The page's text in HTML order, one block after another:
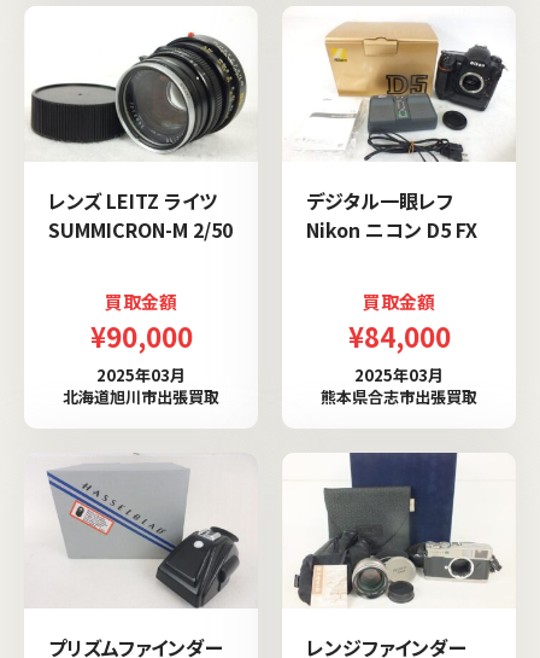
レンズ LEITZ ライツ
SUMMICRON-M 2/50
買取金額
¥90,000
2025年03月
北海道旭川市出張買取
デジタル一眼レフ
Nikon ニコン D5 FX
買取金額
¥84,000
2025年03月
熊本県合志市出張買取
プリズムファインダー
レンジファインダー